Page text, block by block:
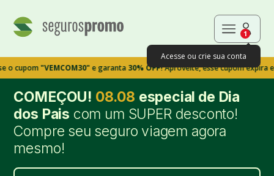
1
Acesse ou crie sua conta
"VEMCOM30"e garanta30% OFF!Aproveite, esse cupom expira em
COMEÇOU! 08.08 especial de Dia
dos Pais com um SUPER desconto!
Compre seu seguro viagem agora
mesmo!